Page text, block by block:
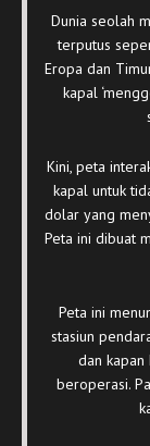
Dunia seolah
terputus
Eropa dan
kapal
Kini, peta
kapal untuk
dolar yang
Peta ini dibuat
Peta ini
stasiun
dan
beroperasi.